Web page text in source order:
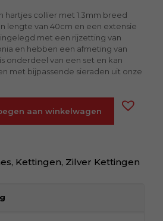
hartjes collier met 1.3mm breed
lengte van 40cm en een extensie
met een rijzetting van
en hebben een afmeting van
onderdeel van een set en kan
met bijpassende sieraden uit onze
aan winkelwagen
, Kettingen, Zilver Kettingen